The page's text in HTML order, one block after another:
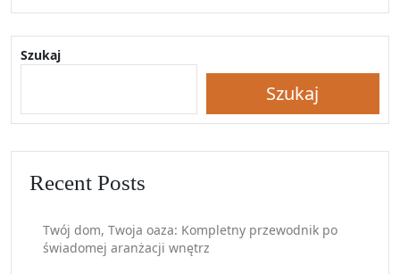
Szukaj
Szukaj
Recent Posts
Twój dom, Twoja oaza: Kompletny przewodnik po
świadomej aranżacji wnętrz